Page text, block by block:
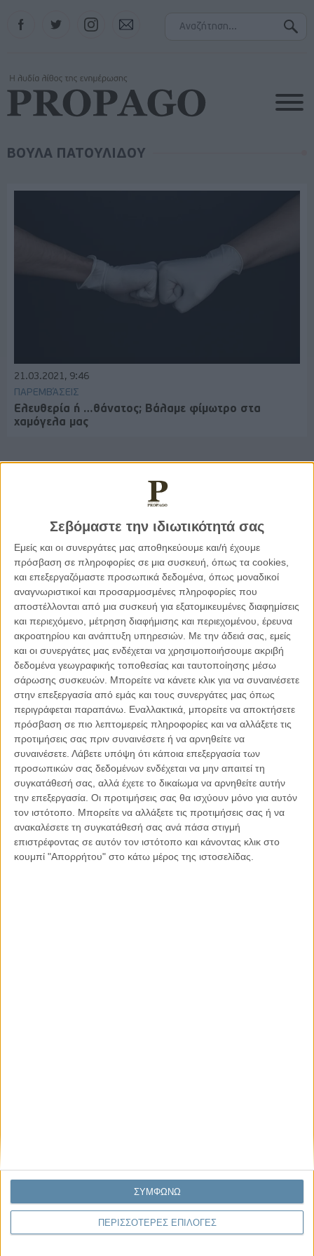
Σεβόμαστε την ιδιωτικότητά σας
Εμείς και οι συνεργάτες μας αποθηκεύουμε και/ή έχουμε
πρόσβαση σε πληροφορίες σε μια συσκευή, όπως τα cookies,
και επεξεργαζόμαστε προσωπικά δεδομένα, όπως μοναδικοί
αναγνωριστικοί και προσαρμοσμένες πληροφορίες που
αποστέλλονται από μια συσκευή για εξατομικευμένες διαφημίσεις
και περιεχόμενο, μέτρηση διαφήμισης και περιεχομένου, έρευνα
ακροατηρίου και ανάπτυξη υπηρεσιών. Με την άδειά σας, εμείς
και οι συνεργάτες μας ενδέχεται να χρησιμοποιήσουμε ακριβή
δεδομένα γεωγραφικής τοποθεσίας και ταυτοποίησης μέσω
σάρωσης συσκευών. Μπορείτε να κάνετε κλικ για να συναινέσετε
στην επεξεργασία από εμάς και τους συνεργάτες μας όπως
περιγράφεται παραπάνω. Εναλλακτικά, μπορείτε να αποκτήσετε
πρόσβαση σε πιο λεπτομερείς πληροφορίες και να αλλάξετε τις
προτιμήσεις σας πριν συναινέσετε ή να αρνηθείτε να
συναινέσετε. Λάβετε υπόψη ότι κάποια επεξεργασία των
προσωπικών σας δεδομένων ενδέχεται να μην απαιτεί τη
συγκατάθεσή σας, αλλά έχετε το δικαίωμα να αρνηθείτε αυτήν
την επεξεργασία. Οι προτιμήσεις σας θα ισχύουν μόνο για αυτόν
τον ιστότοπο. Μπορείτε να αλλάξετε τις προτιμήσεις σας ή να
ανακαλέσετε τη συγκατάθεσή σας ανά πάσα στιγμή
επιστρέφοντας σε αυτόν τον ιστότοπο και κάνοντας κλικ στο
κουμπί "Απορρήτου" στο κάτω μέρος της ιστοσελίδας.
ΠΕΡΙΣΣΟΤΕΡΕΣ ΕΠΙΛΟΓΕΣ
ΣΥΜΦΩΝΩ
Instagram
ΒΟΥΛΑ ΠΑΤΟΥΛΙΔΟΥ
21.03.2021, 9:46
ΠΑΡΕΜΒΆΣΕΙΣ
Ελευθερία ή …θάνατος; Βάλαμε φίμωτρο στα
χαμόγελα μας
Κέλλυ Καμπάκη
Κέλλυ Καμπάκη: Η μαμά της Έμμας
γράφει για την “ισόβια καταδίκη
της”
Γιάννης Πανούσης
Οι μόνοι αθώοι
Αντώνιος Ντακανάλης
Τέμπη: Η Κορυφή του Παγόβουνου
μιας Κοινωνίας που βράζει
Γιάννης Πανούσης
Μικροδιάβολοι ή άγουροι
εγκληματίες; – Άρθρο – παρέμβαση
στο Propago του Γιάννη Πανούση
Να αφήνεις τους ανθρώπους να είναι (letting